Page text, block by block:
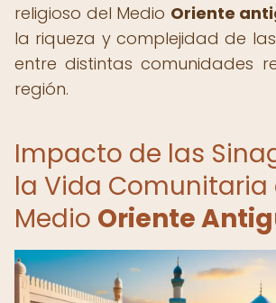
religioso del Medio Oriente
la riqueza y complejidad de
entre distintas comunidades
región.
Impacto de las
la Vida Comunitaria
Medio Oriente